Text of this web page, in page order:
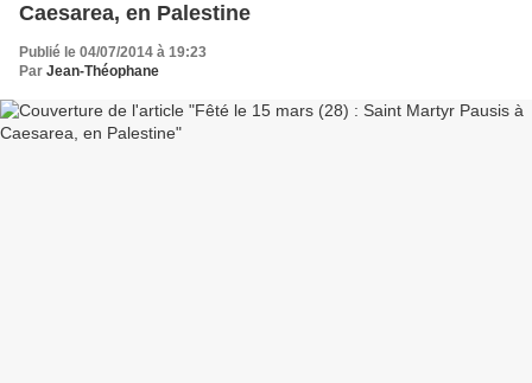
Caesarea, en Palestine
Publié le 04/07/2014 à 19:23
Par Jean-Théophane